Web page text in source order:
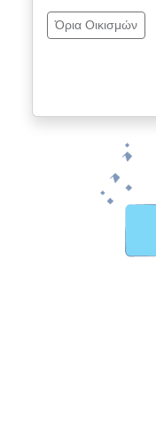
Όρια Οικισμών